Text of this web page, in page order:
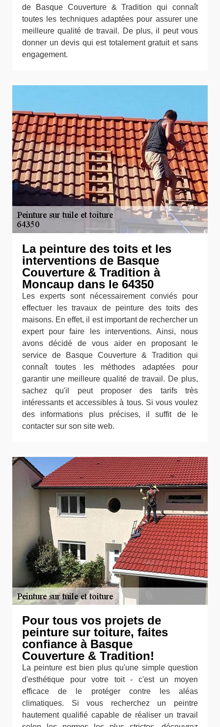
de Basque Couverture & Tradition qui connaît
toutes les techniques adaptées pour assurer une
meilleure qualité de travail. De plus, il peut vous
donner un devis qui est totalement gratuit et sans
engagement.
La peinture des toits et les
interventions de Basque
Couverture & Tradition à
Moncaup dans le 64350
Les experts sont nécessairement conviés pour
effectuer les travaux de peinture des toits des
maisons. En effet, il est important de rechercher un
expert pour faire les interventions. Ainsi, nous
avons décidé de vous aider en proposant le
service de Basque Couverture & Tradition qui
connaît toutes les méthodes adaptées pour
garantir une meilleure qualité de travail. De plus,
sachez qu'il peut proposer des tarifs très
intéressants et accessibles à tous. Si vous voulez
des informations plus précises, il suffit de le
contacter sur son site web.
Pour tous vos projets de
peinture sur toiture, faites
confiance à Basque
Couverture & Tradition!
La peinture est bien plus qu'une simple question
d'esthétique pour votre toit - c'est un moyen
efficace de le protéger contre les aléas
climatiques. Si vous recherchez un peintre
hautement qualifié capable de réaliser un travail